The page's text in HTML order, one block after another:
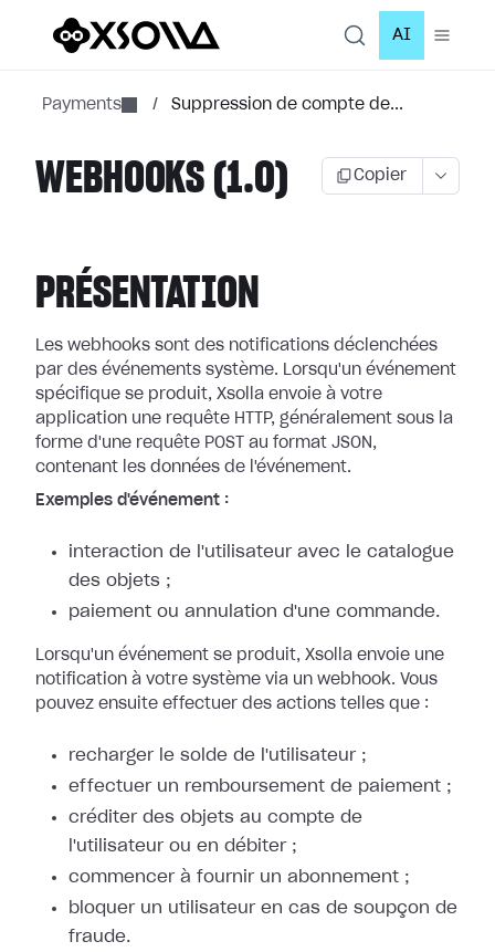
AI
Payments / Suppression de compte de...
WEBHOOKS (1.0) Copier
PRÉSENTATION
Les webhooks sont des notifications déclenchées
par des événements système. Lorsqu'un événement
spécifique se produit, Xsolla envoie à votre
application une requête HTTP, généralement sous la
forme d'une requête POST au format JSON,
contenant les données de l'événement.
Exemples d'événement :
interaction de l'utilisateur avec le catalogue
des objets ;
paiement ou annulation d'une commande.
Lorsqu'un événement se produit, Xsolla envoie une
notification à votre système via un webhook. Vous
pouvez ensuite effectuer des actions telles que :
recharger le solde de l'utilisateur ;
effectuer un remboursement de paiement ;
créditer des objets au compte de
l'utilisateur ou en débiter ;
commencer à fournir un abonnement ;
bloquer un utilisateur en cas de soupçon de
fraude.